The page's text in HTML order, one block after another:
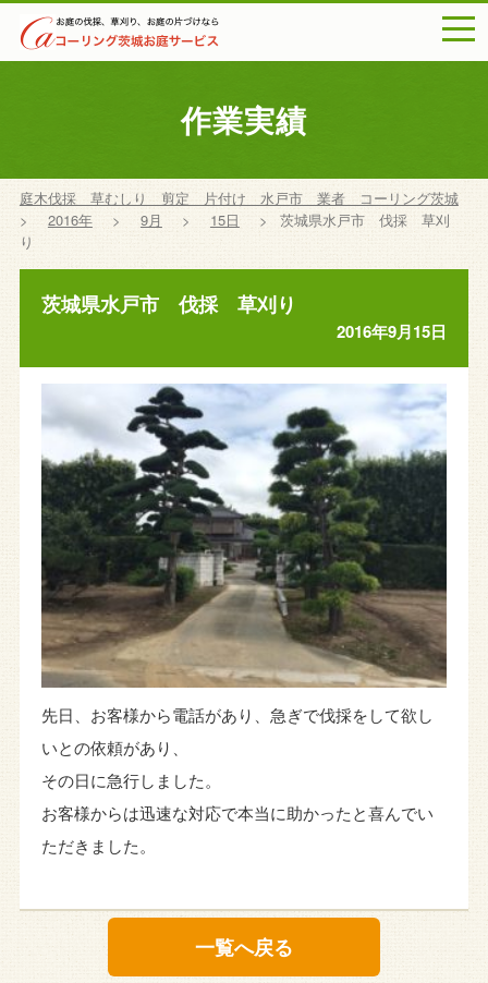
作業実績
庭木伐採 草むしり 剪定 片付け 水戸市 業者 コーリング茨城
>
2016年 > 9月 > 15日 >
茨城県水戸市 伐採 草刈
り
茨城県水戸市 伐採 草刈り
2016年9月15日
先日、お客様から電話があり、急ぎで伐採をして欲し
いとの依頼があり、
その日に急行しました。
お客様からは迅速な対応で本当に助かったと喜んでい
ただきました。
一覧へ戻る